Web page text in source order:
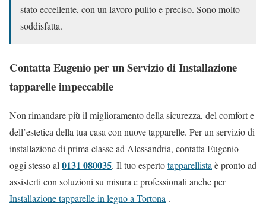
stato eccellente, con un lavoro pulito e preciso. Sono molto
soddisfatta.
Contatta Eugenio per un Servizio di Installazione
tapparelle impeccabile
Non rimandare più il miglioramento della sicurezza, del comfort e
dell’estetica della tua casa con nuove tapparelle. Per un servizio di
installazione di prima classe ad Alessandria, contatta Eugenio
oggi stesso al 0131 080035. Il tuo espertotapparellista è pronto ad
assisterti con soluzioni su misura e professionali anche per
Installazione tapparelle in legno a Tortona .